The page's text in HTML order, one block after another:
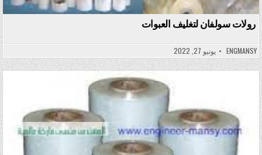
رولات سولفان لتغليف العبوات
ENGMANSY يونيو 27, 2022
Posted in